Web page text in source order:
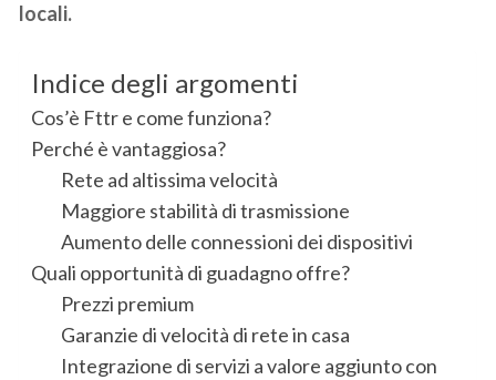
locali.
Indice degli argomenti
Cos’è Fttr e come funziona?
Perché è vantaggiosa?
Rete ad altissima velocità
Maggiore stabilità di trasmissione
Aumento delle connessioni dei dispositivi
Quali opportunità di guadagno offre?
Prezzi premium
Garanzie di velocità di rete in casa
Integrazione di servizi a valore aggiunto con